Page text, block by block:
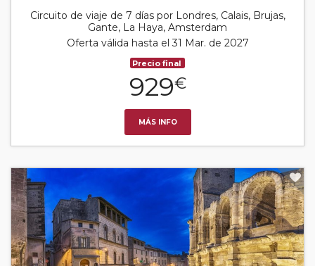
Circuito de viaje de 7 días por Londres, Calais, Brujas,
Gante, La Haya, Amsterdam
Oferta válida hasta el 31 Mar. de 2027
Precio final
929€
MÁS INFO